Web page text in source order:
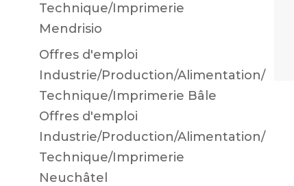
Technique/Imprimerie
Mendrisio
Offres d'emploi
Industrie/Production/Alimentation/
Technique/Imprimerie Bâle
Offres d'emploi
Industrie/Production/Alimentation/
Technique/Imprimerie
Neuchâtel